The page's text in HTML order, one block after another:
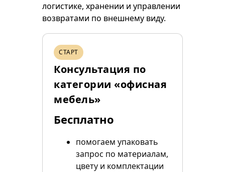
логистике, хранении и управлении
возвратами по внешнему виду.
СТАРТ
Консультация по
категории «офисная
мебель»
Бесплатно
помогаем упаковать
запрос по материалам,
цвету и комплектации